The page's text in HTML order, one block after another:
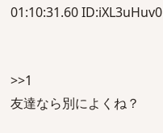
01:10:31.60 ID:iXL3uHuv0
>>1
友達なら別によくね？